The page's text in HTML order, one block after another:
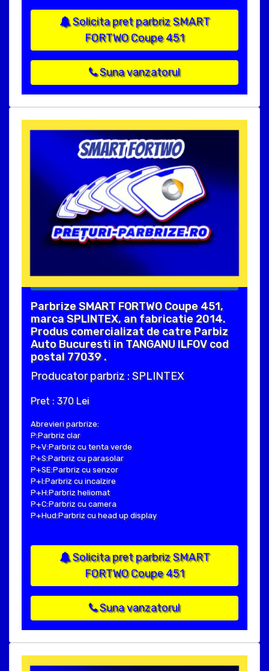
Solicita pret parbriz SMART
FORTWO Coupe 451
Suna vanzatorul
Parbrize SMART FORTWO Coupe 451,
marca SPLINTEX, an fabricatie 2014.
Produs comercializat de catre Parbiz
Auto Bucuresti in TANGANU ILFOV cod
postal 77039 .
Producator parbriz : SPLINTEX
Pret : 370 Lei
Abrevieri parbrize:
P:Parbriz clar
P+V:Parbriz cu tenta verde
P+S:Parbriz cu parasolar
P+SE:Parbriz cu senzor
P+I:Parbriz cu incalzire
P+H:Parbriz heliomat
P+C:Parbriz cu camera
P+Hud:Parbriz cu head up display
Solicita pret parbriz SMART
FORTWO Coupe 451
Suna vanzatorul